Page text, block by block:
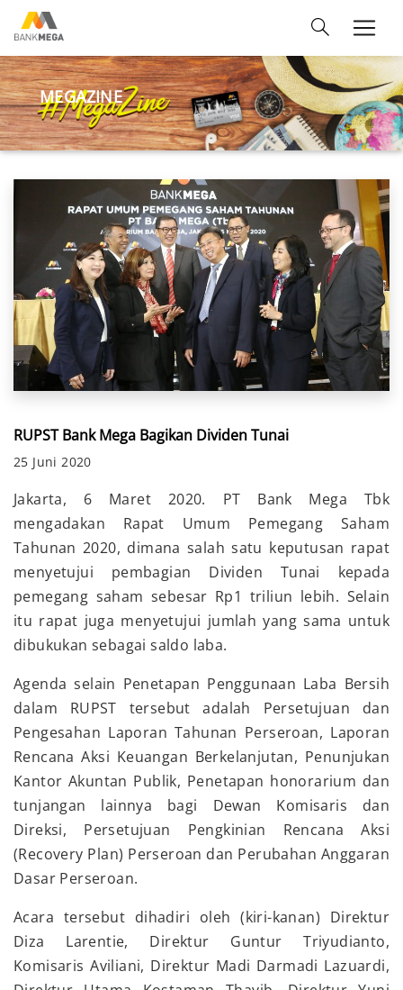
MEGAZINE
RUPST Bank Mega Bagikan Dividen Tunai
25 Juni 2020
Jakarta, 6 Maret 2020. PT Bank Mega Tbk
mengadakan Rapat Umum Pemegang Saham
Tahunan 2020, dimana salah satu keputusan rapat
menyetujui pembagian Dividen Tunai kepada
pemegang saham sebesar Rp1 triliun lebih. Selain
itu rapat juga menyetujui jumlah yang sama untuk
dibukukan sebagai saldo laba.
Agenda selain Penetapan Penggunaan Laba Bersih
dalam RUPST tersebut adalah Persetujuan dan
Pengesahan Laporan Tahunan Perseroan, Laporan
Rencana Aksi Keuangan Berkelanjutan, Penunjukan
Kantor Akuntan Publik, Penetapan honorarium dan
tunjangan lainnya bagi Dewan Komisaris dan
Direksi, Persetujuan Pengkinian Rencana Aksi
(Recovery Plan) Perseroan dan Perubahan Anggaran
Dasar Perseroan.
Acara tersebut dihadiri oleh (kiri-kanan) Direktur
Diza Larentie, Direktur Guntur Triyudianto,
Komisaris Aviliani, Direktur Madi Darmadi Lazuardi,